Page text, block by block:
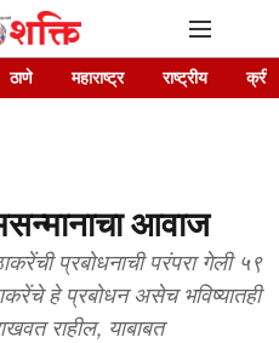
ठाणे महाराष्ट्र राष्ट्रीय
आवाज
प्रबोधनाची परंपरा गेली ५९
हे प्रबोधन असेच भविष्यातही
राहील, याबाबत